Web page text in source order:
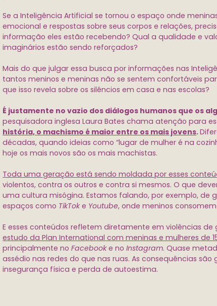
Se a Inteligência Artificial se tornou o espaço onde
emocional e respostas sobre seus corpos e relações,
informação eles estão recebendo? Qual a qualidade e
imaginários estão sendo reforçados?
Mais do que julgar essa busca por informações nas
tantos meninos e meninas não se sentem confortáveis
que isso revela sobre os silêncios em casa e nas escolas?
É justamente no vazio dos diálogos humanos que os
pesquisadora inglesa Laura Bates chama atenção para
história, o machismo é maior entre os mais jovens.
décadas, quando ideias como “lugar de mulher é na
hoje os mais novos são os mais machistas.
Toda uma geração está sendo moldada por esses
violentos, contra os outros e contra si mesmos. O que
uma cultura misógina. Estamos falando, por exemplo, de
espaços como TikToke Youtube, onde meninos
E esses conteúdos refletem diretamente em violências de
estudo da Plan International com meninas e mulheres de
principalmente noFacebooke noInstagram. Quase
assédio nas redes do que nas ruas. As consequências
insegurança física e perda de autoestima.